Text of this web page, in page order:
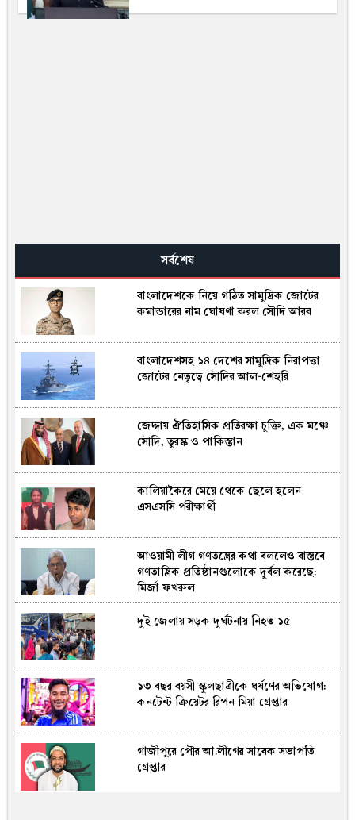
সর্বশেষ
বাংলাদেশকে নিয়ে গঠিত সামুদ্রিক জোটের
কমান্ডারের নাম ঘোষণা করল সৌদি আরব
বাংলাদেশসহ ১৪ দেশের সামুদ্রিক নিরাপত্তা
জোটের নেতৃত্বে সৌদির আল-শেহরি
জেদ্দায় ঐতিহাসিক প্রতিরক্ষা চুক্তি, এক মঞ্চে
সৌদি, তুরস্ক ও পাকিস্তান
কালিয়াকৈরে মেয়ে থেকে ছেলে হলেন
এসএসসি পরীক্ষার্থী
আওয়ামী লীগ গণতন্ত্রের কথা বললেও বাস্তবে
গণতান্ত্রিক প্রতিষ্ঠানগুলোকে দুর্বল করেছে:
মির্জা ফখরুল
দুই জেলায় সড়ক দুর্ঘটনায় নিহত ১৫
১৩ বছর বয়সী স্কুলছাত্রীকে ধর্ষণের অভিযোগ:
কনটেন্ট ক্রিয়েটর রিপন মিয়া গ্রেপ্তার
গাজীপুরে পৌর আ.লীগের সাবেক সভাপতি
গ্রেপ্তার